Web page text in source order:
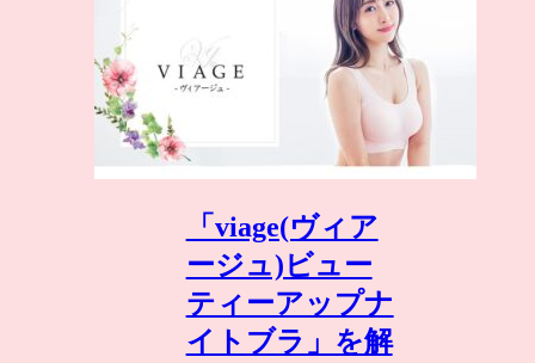
「viage(ヴィア
ージュ)ビュー
ティーアップナ
イトブラ」を解